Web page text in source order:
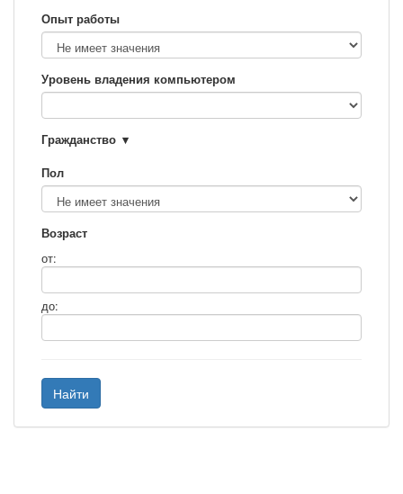
Опыт работы
Уровень владения компьютером
Гражданство
Пол
Возраст
от:
до:
Найти